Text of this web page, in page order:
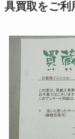
具買取をご利